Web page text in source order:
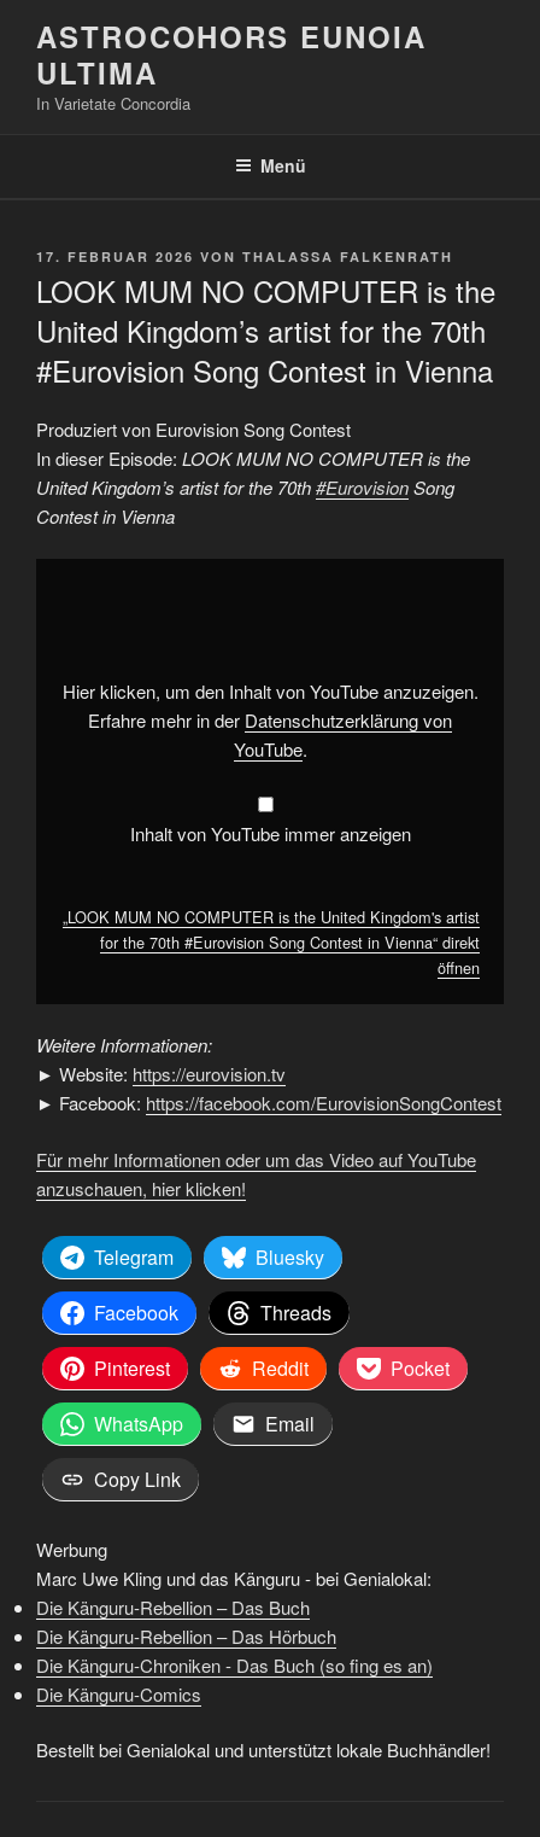
Inhalt
springen
ASTROCOHORS EUNOIA
ULTIMA
In Varietate Concordia
Menü
VERÖFFENTLICHT
17. FEBRUAR 2026 VON THALASSA FALKENRATH
LOOK MUM NO COMPUTER is the
United Kingdom’s artist for the 70th
#Eurovision Song Contest in Vienna
Produziert von Eurovision Song Contest
In dieser Episode: LOOK MUM NO COMPUTER is the
United Kingdom’s artist for the 70th#EurovisionSong
Contest in Vienna
„LOOK
Kingdom's
artistHier klicken, um den Inhalt von YouTube anzuzeigen.
Erfahre mehr in der Datenschutzerklärung von
YouTube.
Inhalt von YouTube immer anzeigen
„LOOK MUM NO COMPUTER is the United Kingdom's artist
for the 70th #Eurovision Song Contest in Vienna“ direkt
öffnen
Weitere Informationen:
► Website: https://eurovision.tv
► Facebook: https://facebook.com/EurovisionSongContest
Für mehr Informationen oder um das Video auf YouTube
anzuschauen, hier klicken!
Telegram
Bluesky
Facebook
Threads
Pinterest
Reddit
Pocket
WhatsApp
Email
Copy Link
Werbung
Marc Uwe Kling und das Känguru - bei Genialokal:
Die Känguru-Rebellion – Das Buch
Die Känguru-Rebellion – Das Hörbuch
Die Känguru-Chroniken - Das Buch (so fing es an)
Die Känguru-Comics
Bestellt bei Genialokal und unterstützt lokale Buchhändler!